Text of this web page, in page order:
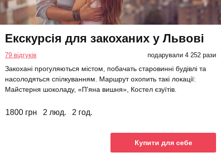
Екскурсія для закоханих у Львові
79 відгуків подарували 4 252 рази
Закохані прогуляються містом, побачать старовинні будівлі та
насолодяться спілкуванням. Маршрут охопить такі локації:
Майстерня шоколаду, «П'яна вишня», Костел єзуїтів.
1800 грн 2 люд. 2 год.
Купити для себе